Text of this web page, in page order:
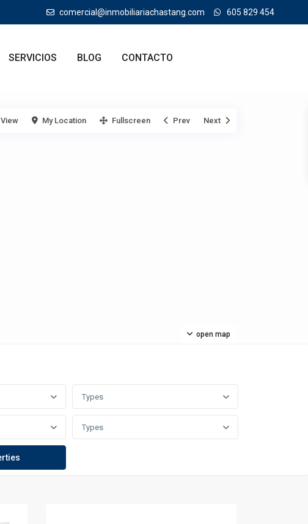
comercial@inmobiliariachastang.com 605 829 454
SERVICIOS BLOG CONTACTO
open map
View My Location Fullscreen Prev Next
Types
Types